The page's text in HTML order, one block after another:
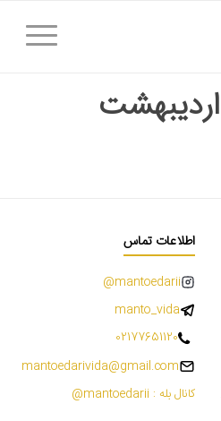
اطلاعات تماس
mantoedarii@
manto_vida
02177651120
mantoedarivida@gmail.com
کانال بله : mantoedarii@